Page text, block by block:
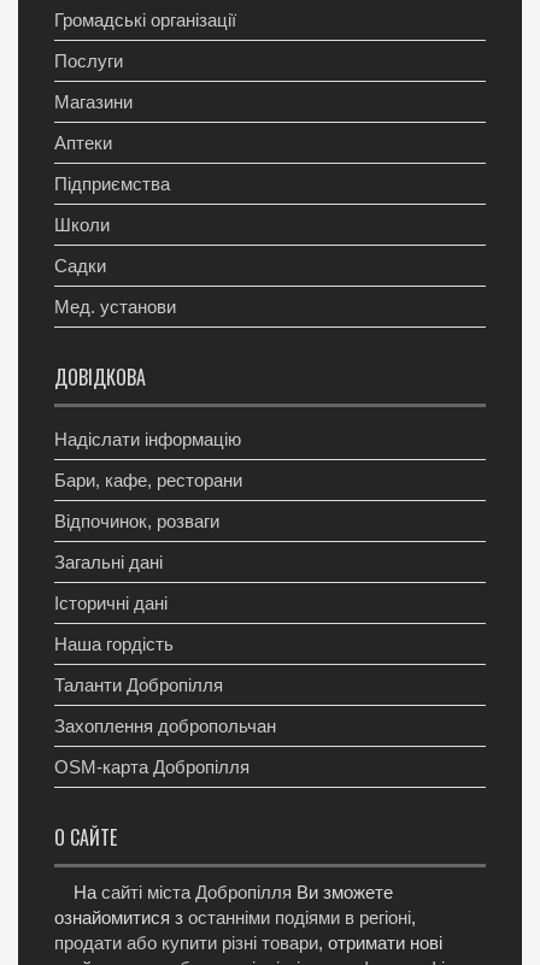
Громадські організації
Послуги
Магазини
Аптеки
Підприємства
Школи
Садки
Мед. установи
ДОВІДКОВА
Надіслати інформацію
Бари, кафе, ресторани
Відпочинок, розваги
Загальні дані
Історичні дані
Наша гордість
Таланти Добропілля
Захоплення добропольчан
OSM-карта Добропілля
О САЙТЕ
На сайті міста Добропілля Ви зможете
ознайомитися з останніми подіями в регіоні,
продати або купити різні товари, отримати нові